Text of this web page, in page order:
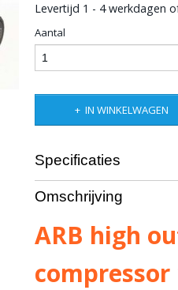
Levertijd 1 - 4 werkdagen
Aantal
IN WINKELWAGEN
Specificaties
Productcode leverancier
Bruto gewicht
Omschrijving
ARB high
compressor